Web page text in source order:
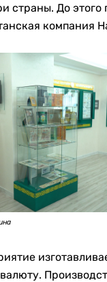
страны. До этого
компания